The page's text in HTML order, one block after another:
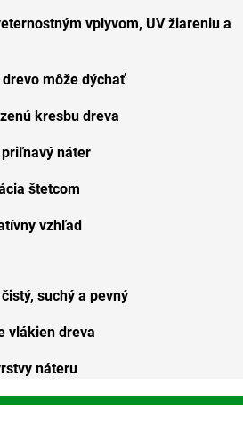
vplyvom, UV žiareniu a
môže dýchať
kresbu dreva
náter
štetcom
vzhľad
čistý, suchý a pevný
vlákien dreva
náteru